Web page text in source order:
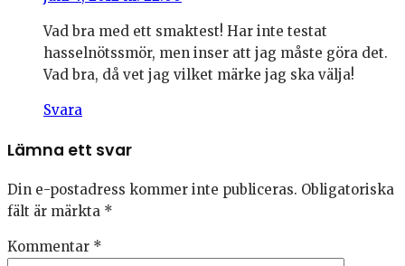
Vad bra med ett smaktest! Har inte testat
hasselnötssmör, men inser att jag måste göra det.
Vad bra, då vet jag vilket märke jag ska välja!
Svara
Lämna ett svar
Din e-postadress kommer inte publiceras. Obligatoriska
fält är märkta *
Kommentar *